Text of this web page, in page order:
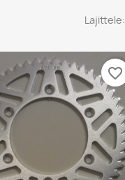
Lajittele:
favorite_border